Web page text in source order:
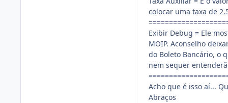
colocar uma taxa de
Exibir Debug = Ele
MOIP. Aconselho
do Boleto Bancário, o
nem sequer
Acho que é isso aí...
Abraços